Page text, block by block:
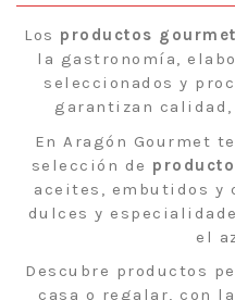
Los productos gourmet
la gastronomía,
seleccionados y
garantizan
En Aragón Gourmet
selección de
aceites, embutidos y
dulces y
el
Descubre productos
casa o regalar, con